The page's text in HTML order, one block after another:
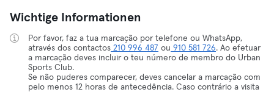
Wichtige Informationen
Por favor, faz a tua marcação por telefone ou WhatsApp,
através dos contactos 210 996 487 ou 910 581 726. Ao efetuar
a marcação deves incluir o teu número de membro do Urban
Sports Club.
Se não puderes comparecer, deves cancelar a marcação com
pelo menos 12 horas de antecedência. Caso contrário a visita